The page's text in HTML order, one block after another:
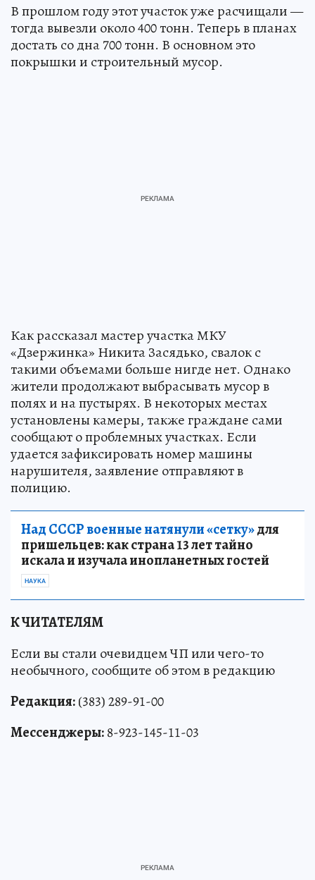
В прошлом году этот участок уже расчищали —
тогда вывезли около 400 тонн. Теперь в планах
достать со дна 700 тонн. В основном это
покрышки и строительный мусор.
Как рассказал мастер участка МКУ
«Дзержинка» Никита Засядько, свалок с
такими объемами больше нигде нет. Однако
жители продолжают выбрасывать мусор в
полях и на пустырях. В некоторых местах
установлены камеры, также граждане сами
сообщают о проблемных участках. Если
удается зафиксировать номер машины
нарушителя, заявление отправляют в
полицию.
Над СССР военные натянули «сетку»для
пришельцев: как страна 13 лет тайно
искала и изучала инопланетных гостей
НАУКА
К ЧИТАТЕЛЯМ
Если вы стали очевидцем ЧП или чего-то
необычного, сообщите об этом в редакцию
Редакция:(383) 289-91-00
Мессенджеры:8-923-145-11-03